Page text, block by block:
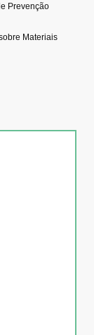
Prevenção
Materiais